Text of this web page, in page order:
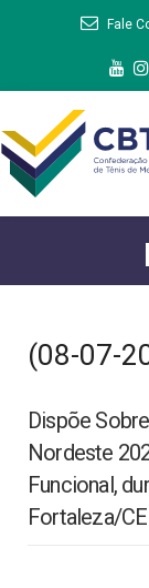
Fale
(08-07-
Dispõe
Nordeste
Funcional,
Fortaleza/